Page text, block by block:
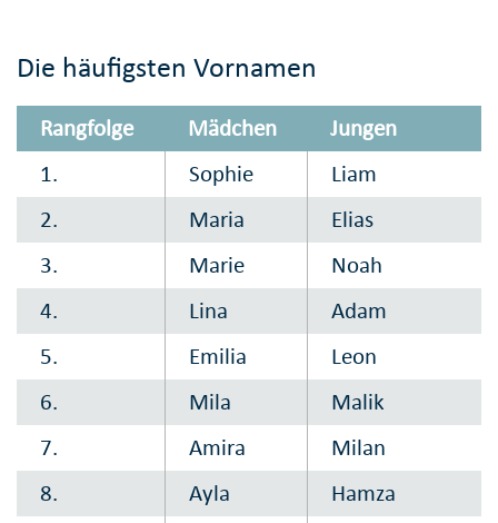
Die häufigsten Vornamen
Rangfolge Mädchen
Jungen
1.
Sophie
Liam
2.
Maria
Elias
3.
Marie
Noah
4.
Lina
Adam
5.
Emilia
Leon
6.
Mila
Malik
7.
Amira
Milan
8.
Ayla
Hamza